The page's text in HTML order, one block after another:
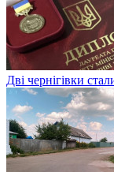
Дві чернігівки